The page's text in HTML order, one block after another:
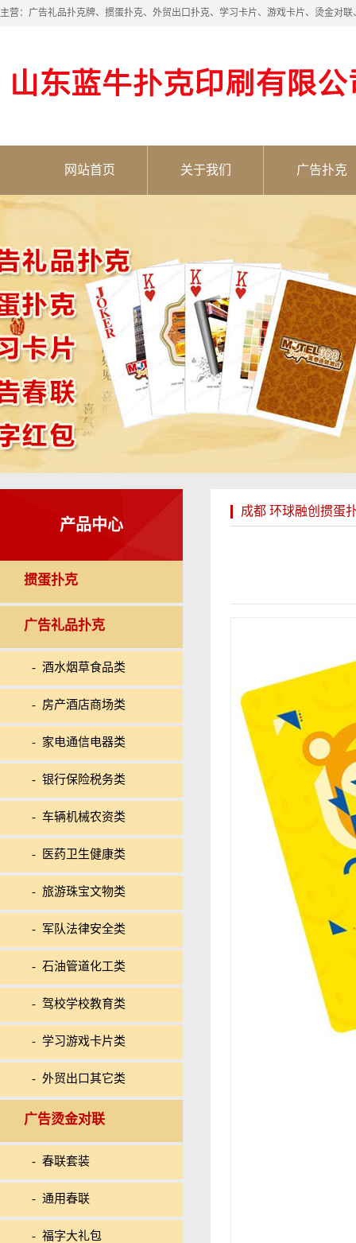
主营：广告礼品扑克牌、掼蛋扑克、外贸出口扑克、学习卡片、游戏卡片、烫金对联
网站首页 关于我们 广告扑克
产品中心
掼蛋扑克
广告礼品扑克
- 酒水烟草食品类
- 房产酒店商场类
- 家电通信电器类
- 银行保险税务类
- 车辆机械农资类
- 医药卫生健康类
- 旅游珠宝文物类
- 军队法律安全类
- 石油管道化工类
- 驾校学校教育类
- 学习游戏卡片类
- 外贸出口其它类
广告烫金对联
- 春联套装
- 通用春联
- 福字大礼包
成都 环球融创掼蛋